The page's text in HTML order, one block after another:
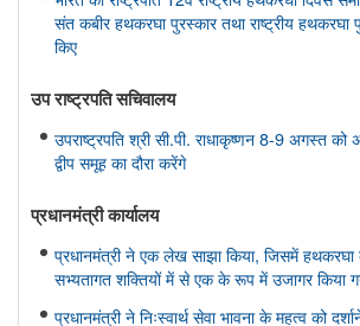
संत कबीर हथकरघा पुरस्कार तथा राष्ट्रीय हथकरघा
किए
उप राष्ट्रपति सचिवालय
उपराष्ट्रपति श्री सी.पी. राधाकृष्णन 8-9 अगस्त को
द्वीप समूह का दौरा करेंगे
प्रधानमंत्री कार्यालय
प्रधानमंत्री ने एक लेख साझा किया, जिसमें
सभ्यतागत शक्तियों में से एक के रूप में उजागर किया
प्रधानमंत्री ने निःस्वार्थ सेवा भावना के महत्व को